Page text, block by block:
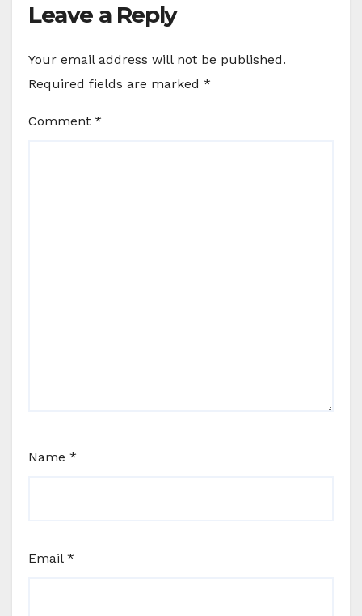
Leave a Reply
Your email address will not be published.
Required fields are marked *
Comment *
Name *
Email *